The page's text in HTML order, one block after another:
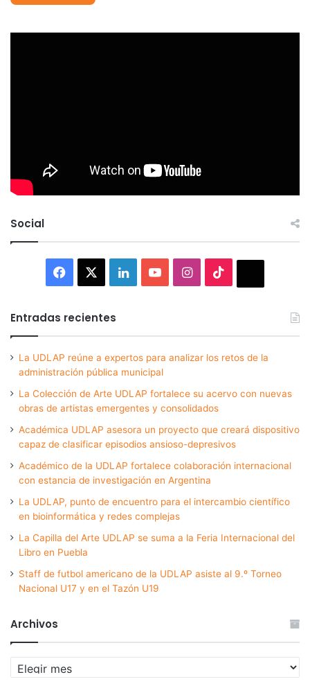
Social
Facebook LinkedInYouTubeInstagram
Entradas recientes
La UDLAP reúne a expertos para analizar los retos de la
administración pública municipal
La Colección de Arte UDLAP fortalece su acervo con nuevas
obras de artistas emergentes y consolidados
Académica UDLAP asesora un proyecto que creará dispositivo
capaz de clasificar episodios ansioso-depresivos
Académico de la UDLAP fortalece colaboración internacional
con estancia de investigación en Argentina
La UDLAP, punto de encuentro para el intercambio científico
en bioinformática y redes complejas
La Capilla del Arte UDLAP se suma a la Feria Internacional del
Libro en Puebla
Staff de futbol americano de la UDLAP asiste al 9.º Torneo
Nacional U17 y en el Tazón U19
Archivos
Archivos